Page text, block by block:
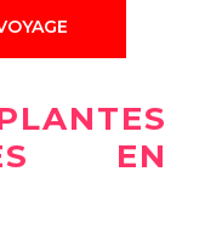
EN